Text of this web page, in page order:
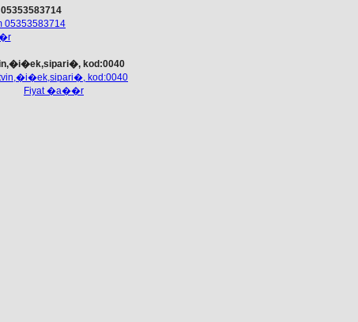
kod:0040
Fiyat �a��r